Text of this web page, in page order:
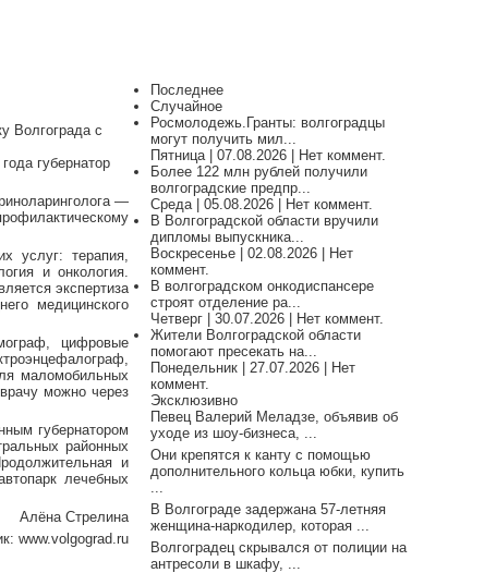
Волгограда с
губернатор
—
услуг: терапия,
и онкология.
экспертиза
медицинского
цифровые
маломобильных
можно через
губернатором
районных
и
лечебных
Алёна Стрелина
www.volgograd.ru
Последнее
Случайное
Росмолодежь.Гранты: волгоградцы
могут получить мил...
Пятница | 07.08.2026 | Нет коммент.
Более 122 млн рублей получили
волгоградские предпр...
Среда | 05.08.2026 | Нет коммент.
В Волгоградской области вручили
дипломы выпускника...
Воскресенье | 02.08.2026 | Нет
коммент.
В волгоградском онкодиспансере
строят отделение ра...
Четверг | 30.07.2026 | Нет коммент.
Жители Волгоградской области
помогают пресекать на...
Понедельник | 27.07.2026 | Нет
коммент.
Эксклюзивно
Певец Валерий Меладзе, объявив об
уходе из шоу-бизнеса, ...
Они крепятся к канту с помощью
дополнительного кольца юбки, купить
...
В Волгограде задержана 57-летняя
женщина-наркодилер, которая ...
Волгоградец скрывался от полиции на
антресоли в шкафу, ...